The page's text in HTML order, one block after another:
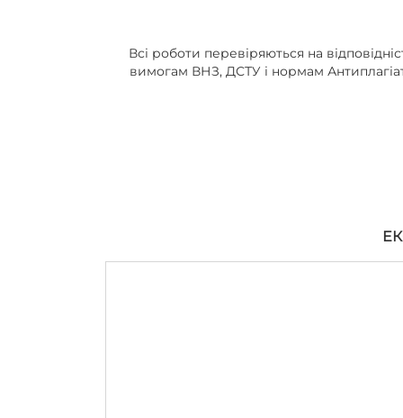
Всі роботи перевіряються на
вимогам ВНЗ, ДСТУ і нормам